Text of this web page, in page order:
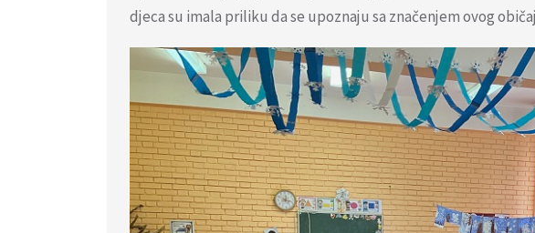
djeca su imala priliku da se upoznaju sa značenjem ovog